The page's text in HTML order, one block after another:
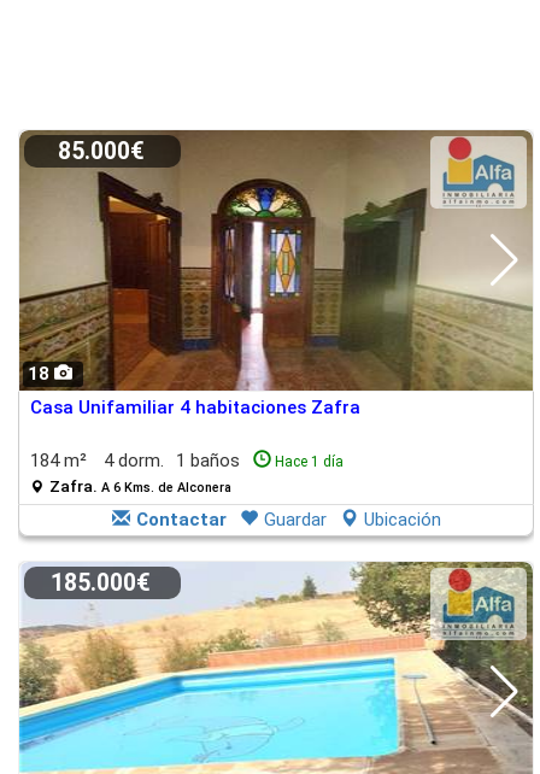
18
85.000€
Casa Unifamiliar 4 habitaciones Zafra
184 m² 4 dorm. 1 baños Hace 1 día
Zafra. A 6 Kms. de Alconera
Contactar Guardar Ubicación
185.000€